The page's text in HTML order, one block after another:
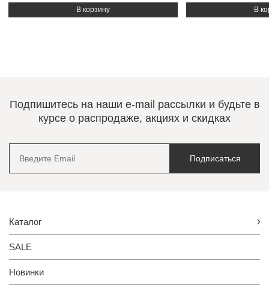
Подпишитесь на наши e-mail рассылки и будьте в
курсе о распродаже, акциях и скидках
Подписаться
Каталог
SALE
Новинки